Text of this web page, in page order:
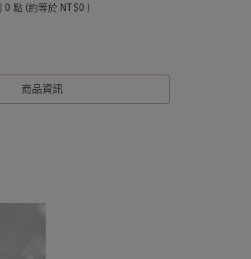
0 點 (約等於 NT$0 )
商品資訊